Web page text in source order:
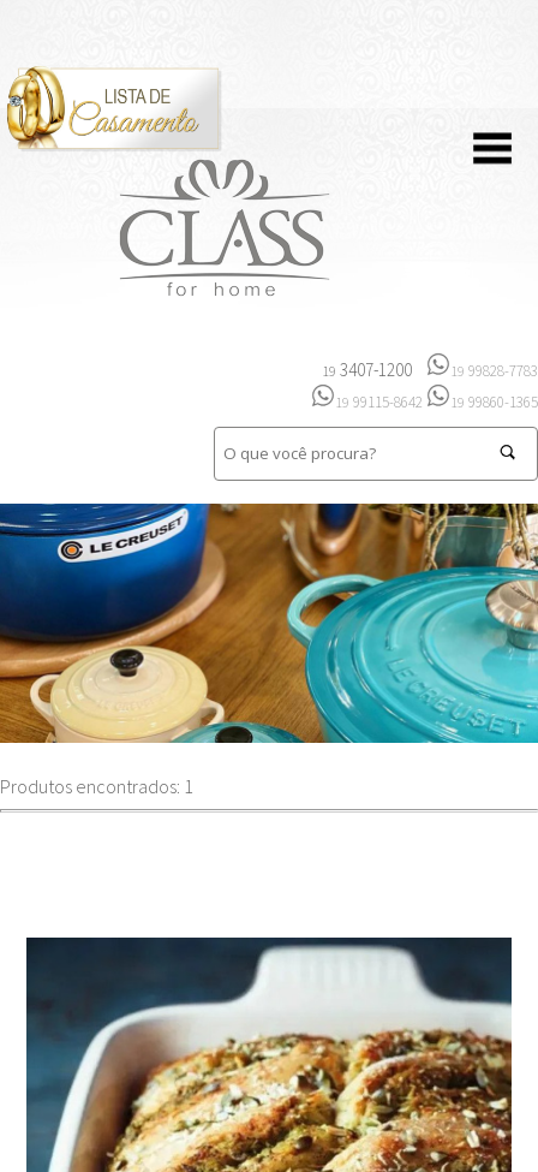
19 3407-1200 19 99828-7783
19 99115-8642 19 99860-1365
Produtos encontrados: 1